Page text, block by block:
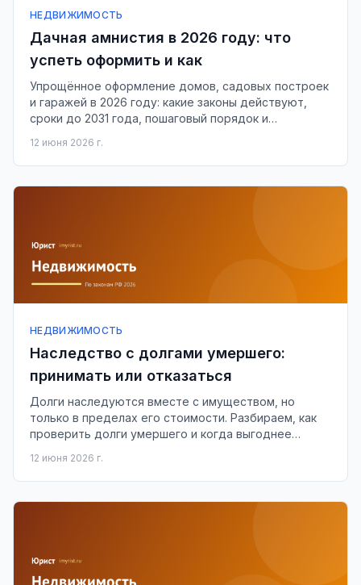
НЕДВИЖИМОСТЬ
Дачная амнистия в 2026 году: что
успеть оформить и как
Упрощённое оформление домов, садовых построек
и гаражей в 2026 году: какие законы действуют,
сроки до 2031 года, пошаговый порядок и
12 июня 2026 г.
НЕДВИЖИМОСТЬ
Наследство с долгами умершего:
принимать или отказаться
Долги наследуются вместе с имуществом, но
только в пределах его стоимости. Разбираем, как
проверить долги умершего и когда выгоднее
12 июня 2026 г.